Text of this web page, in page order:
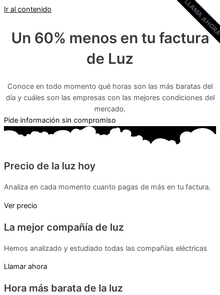
Ir al contenido
Un 60% menos en tu factura
de Luz
Conoce en todo momento qué horas son las más baratas del
día y cuáles son las empresas con las mejores condiciones del
mercado.
Pide información sin compromiso
Precio de la luz hoy
Analiza en cada momento cuanto pagas de más en tu factura.
Ver precio
La mejor compañía de luz
Hemos analizado y estudiado todas las compañías eléctricas
Llamar ahora
Hora más barata de la luz
LLAMA